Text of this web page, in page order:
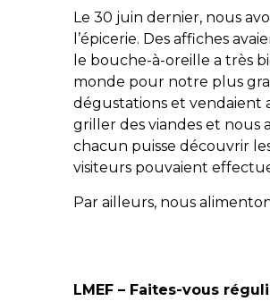
Le 30 juin dernier, nous
l’épicerie. Des affiches
le bouche-à-oreille a très
monde pour notre plus
dégustations et vendaient
griller des viandes et
chacun puisse découvrir
visiteurs pouvaient
Par ailleurs, nous
LMEF – Faites-vous